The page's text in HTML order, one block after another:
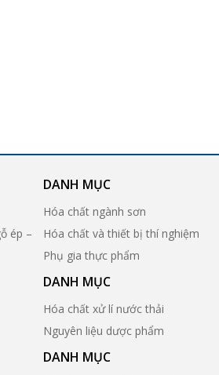
ép –
DANH MỤC
Hóa chất ngành sơn
Hóa chất và thiết bị thí nghiệm
Phụ gia thực phẩm
DANH MỤC
Hóa chất xử lí nước thải
Nguyên liệu dược phẩm
DANH MỤC